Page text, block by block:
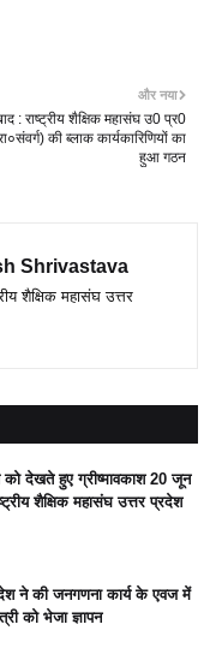
और नया
: राष्ट्रीय शैक्षिक महासंघ उ0 प्र0
की ब्लाक कार्यकारिणियों का
हुआ गठन
Shrivastava
शैक्षिक महासंघ उत्तर
को देखते हुए ग्रीष्मावकाश 20 जून
शैक्षिक महासंघ उत्तर प्रदेश
ने की जनगणना कार्य के एवज में
को भेजा ज्ञापन